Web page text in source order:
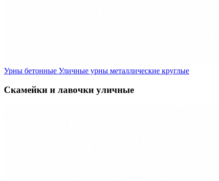
Урны бетонные Уличные урны металлические круглые
Скамейки и лавочки уличные